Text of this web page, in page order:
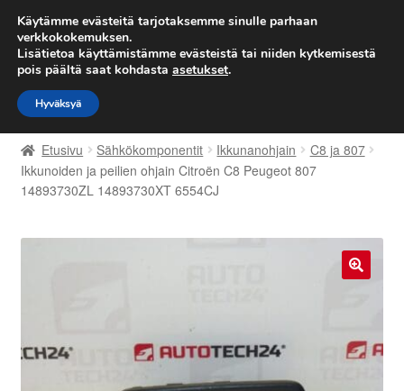
TOIMITUS alkaen 7 EUR
Siirry
navigointiin
Siirry
sisältöön
Etusivu
Kärry
Maksut
Etusivu Sähkökomponentit Ikkunanohjain
C8 ja 807
Ikkunoiden ja peilien ohjain Citroën C8 Peugeot 807
14893730ZL 14893730XT 6554CJ
Käytämme evästeitä tarjotaksemme sinulle parhaan
verkkokokemuksen.
Lisätietoa käyttämistämme evästeistä tai niiden kytkemisestä
pois päältä saat kohdasta asetukset.
Hyväksyä